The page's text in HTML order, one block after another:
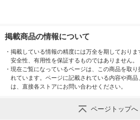
掲載商品の情報について
・ 掲載している情報の精度には万全を期しておりま
安全性、有用性を保証するものではありません。
・ 現在ご覧になっているページは、この商品を取
れています。ページに記載されている内容や商
は、直接各ストアにお問い合わせください。
ページトップへ